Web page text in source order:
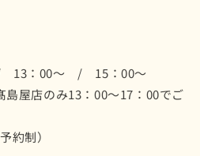
：00～ / 15：00～
屋店のみ13：00～17：00でご
約制）